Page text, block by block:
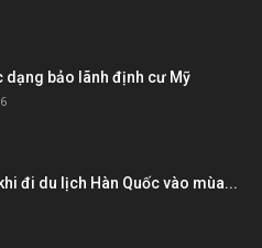
dạng bảo lãnh định cư Mỹ
đi du lịch Hàn Quốc vào mùa...